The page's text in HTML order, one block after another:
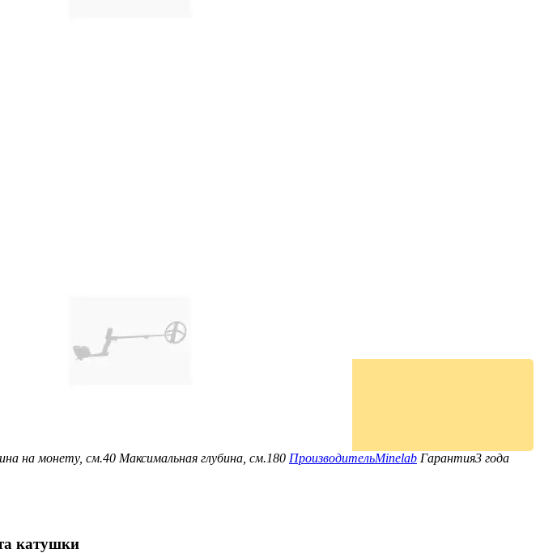
на монету, см.40 Максимальная глубина, см.180 ПроизводительMinelab Гарантия3 года
катушки